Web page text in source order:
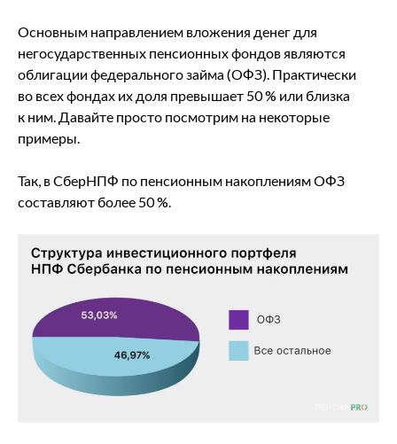
Основным направлением вложения денег для
негосударственных пенсионных фондов являются
облигации федерального займа (ОФЗ). Практически
во всех фондах их доля превышает 50 % или близка
к ним. Давайте просто посмотрим на некоторые
примеры.
Так, в СберНПФ по пенсионным накоплениям ОФЗ
составляют более 50 %.